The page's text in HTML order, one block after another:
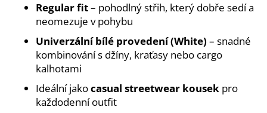
Regular fit– pohodlný střih, který dobře sedí a
neomezujе v pohybu
Univerzální bílé provedení (White) – snadné
kombinování s džíny, kraťasy nebo cargo
kalhotami
Ideální jakocasual streetwear kousek pro
každodenní outfit